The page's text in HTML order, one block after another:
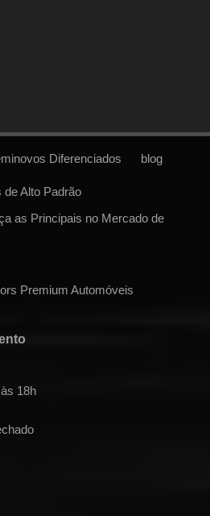
Diferenciados blog
Alto Padrão
as Principais no Mercado de
Premium Automóveis
18h